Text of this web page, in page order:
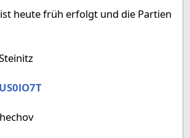
heute früh erfolgt und die Partien